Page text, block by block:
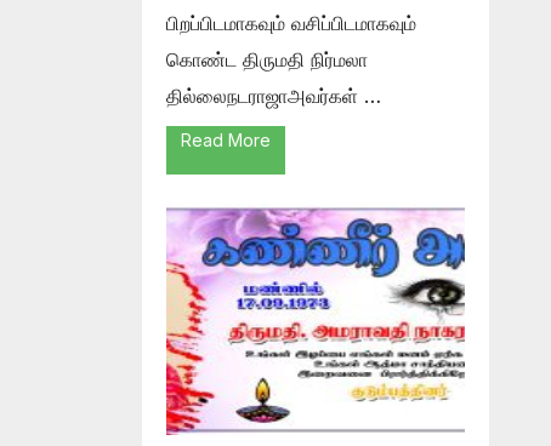
பிறப்பிடமாகவும் வசிப்பிடமாகவும்
கொண்ட திருமதி நிர்மலா
தில்லைநடராஜாஅவர்கள் …
Read More